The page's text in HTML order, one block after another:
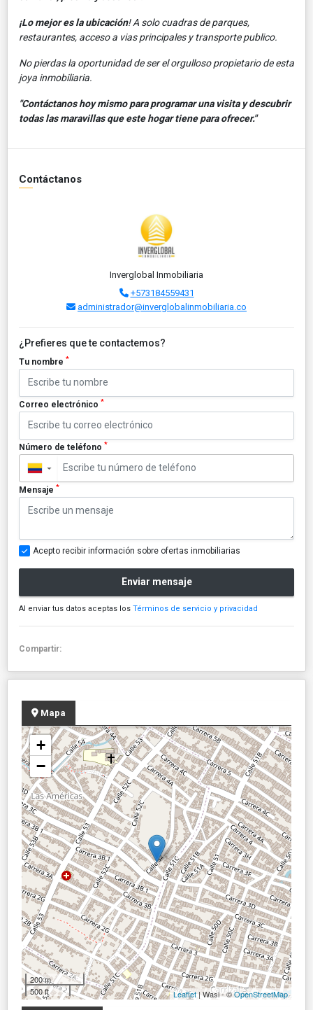
¡Lo mejor es la ubicación! A solo cuadras de parques,
restaurantes, acceso a vias principales y transporte publico.
No pierdas la oportunidad de ser el orgulloso propietario de esta
joya inmobiliaria.
"Contáctanos hoy mismo para programar una visita y descubrir
todas las maravillas que este hogar tiene para ofrecer."
Contáctanos
Inverglobal Inmobiliaria
+573184559431
administrador@inverglobalinmobiliaria.co
¿Prefieres que te contactemos?
Tu nombre *
Correo electrónico *
Número de teléfono *
▼
Mensaje *
Acepto recibir información sobre ofertas inmobiliarias
Enviar mensaje
Al enviar tus datos aceptas los Términos de servicio y privacidad
Compartir:
Mapa
+
−
200 m
500 ft
Leaflet| Wasi - ©OpenStreetMap